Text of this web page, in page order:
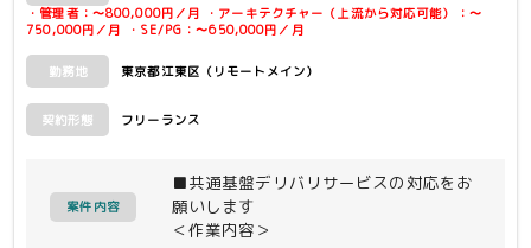
・管理者：〜800,000円／月 ・アーキテクチャー（上流から対応可能）：〜
750,000円／月 ・SE/PG：〜650,000円／月
勤務地 東京都江東区（リモートメイン）
契約形態 フリーランス
案件内容
■共通基盤デリバリサービスの対応をお
願いします
＜作業内容＞